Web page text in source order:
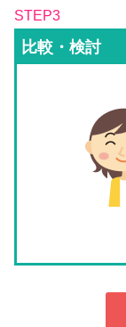
STEP3
比較・検討